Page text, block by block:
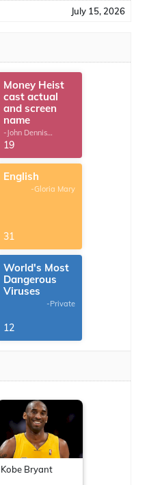
July 15, 2026
Money Heist
cast actual
and screen
name
-John Dennis
G.Thomas
19
English
-Gloria Mary
31
World's Most
Dangerous
Viruses
-Private
12
Kobe Bryant